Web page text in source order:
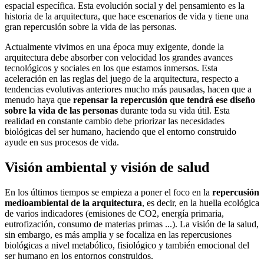
espacial específica. Esta evolución social y del pensamiento es la
historia de la arquitectura, que hace escenarios de vida y tiene una
gran repercusión sobre la vida de las personas.
Actualmente vivimos en una época muy exigente, donde la
arquitectura debe absorber con velocidad los grandes avances
tecnológicos y sociales en los que estamos inmersos. Esta
aceleración en las reglas del juego de la arquitectura, respecto a
tendencias evolutivas anteriores mucho más pausadas, hacen que a
menudo haya que repensar la repercusión que tendrá ese diseño
sobre la vida de las personas durante toda su vida útil. Esta
realidad en constante cambio debe priorizar las necesidades
biológicas del ser humano, haciendo que el entorno construido
ayude en sus procesos de vida.
Visión ambiental y visión de salud
En los últimos tiempos se empieza a poner el foco en la repercusión
medioambiental de la arquitectura, es decir, en la huella ecológica
de varios indicadores (emisiones de CO2, energía primaria,
eutrofización, consumo de materias primas ...). La visión de la salud,
sin embargo, es más amplia y se focaliza en las repercusiones
biológicas a nivel metabólico, fisiológico y también emocional del
ser humano en los entornos construidos.